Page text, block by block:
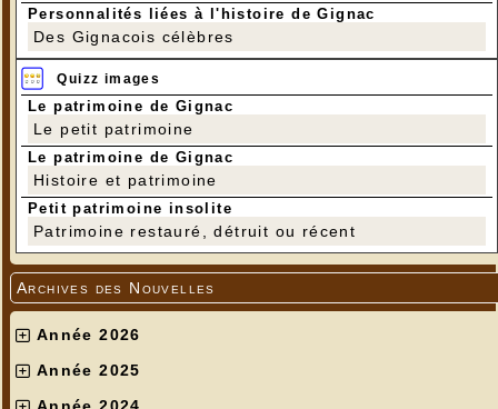
Personnalités liées à l'histoire de Gignac
Des Gignacois célèbres
Quizz images
Le patrimoine de Gignac
Le petit patrimoine
Le patrimoine de Gignac
Histoire et patrimoine
Petit patrimoine insolite
Patrimoine restauré, détruit ou récent
Archives des Nouvelles
Année 2026
Année 2025
Année 2024